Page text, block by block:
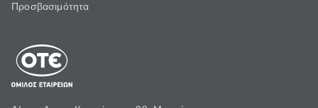
Προσβασιμότητα